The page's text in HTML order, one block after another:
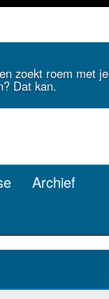
literatuur voor
Archief